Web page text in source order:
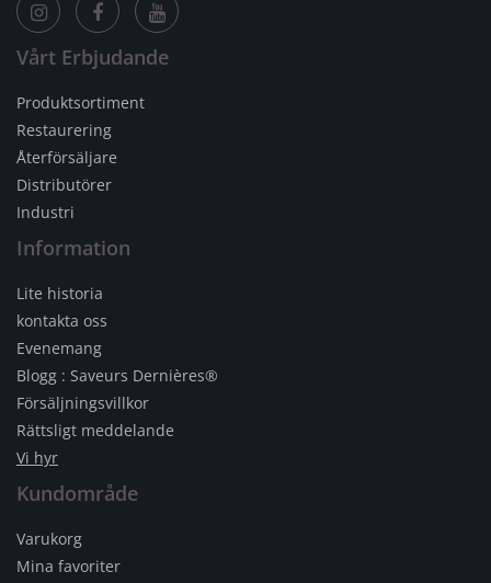
Vårt Erbjudande
Produktsortiment
Restaurering
Återförsäljare
Distributörer
Industri
Information
Lite historia
kontakta oss
Evenemang
Blogg : Saveurs Dernières®
Försäljningsvillkor
Rättsligt meddelande
Vi hyr
Kundområde
Varukorg
Mina favoriter